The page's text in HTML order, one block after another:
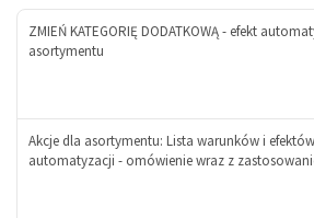
ZMIEŃ KATEGORIĘ DODATKOWĄ - efekt
asortymentu
Akcje dla asortymentu: Lista warunków i
automatyzacji - omówienie wraz z